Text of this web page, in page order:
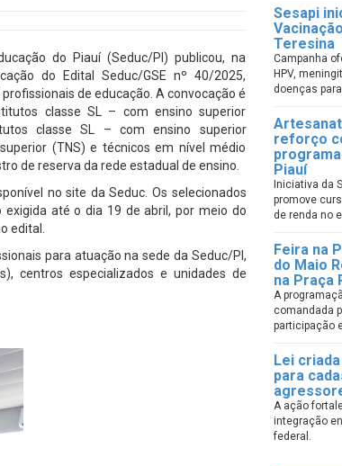
do Piauí (Seduc/PI) publicou, na
do Edital Seduc/GSE nº 40/2025,
de educação. A convocação é
classe SL – com ensino superior
classe SL – com ensino superior
(TNS) e técnicos em nível médio
de reserva da rede estadual de ensino.
no site da Seduc. Os selecionados
até o dia 19 de abril, por meio do
edital.
para atuação na sede da Seduc/PI,
centros especializados e unidades de
Sesapi
Teresina
Campanha
HPV,
doenças
reforço
Piauí
Iniciativa da
promove
de renda no
Feira na
do Maio
na Praça
A
comandada
participação
Lei
para
A ação
integração
federal.